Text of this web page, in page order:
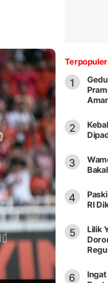
Terpopuler
1
2
3
4
RI
5
Lilik
6